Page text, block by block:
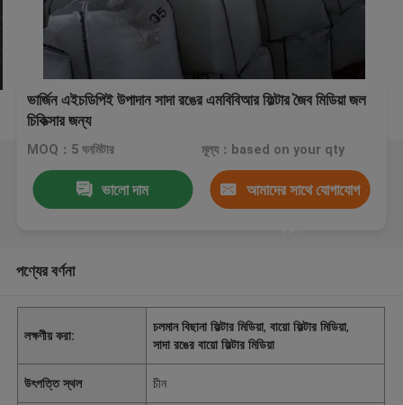
ভার্জিন এইচডিপিই উপাদান সাদা রঙের এমবিবিআর ফিল্টার জৈব মিডিয়া জল
চিকিত্সার জন্য
MOQ：5 ঘনমিটার মূল্য：based on your qty
ভালো দাম আমাদের সাথে যোগাযোগ
পণ্যের বর্ণনা
লক্ষণীয় করা:
চলমান বিছানা ফিল্টার মিডিয়া,বায়ো ফিল্টার মিডিয়া,
সাদা রঙের বায়ো ফিল্টার মিডিয়া
উৎপত্তি স্থল চীন